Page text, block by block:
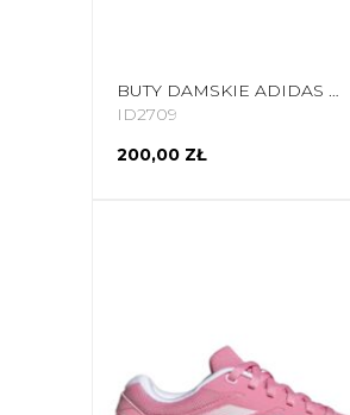
BUTY DAMSKIE ADIDAS DURAMO RC CZARNE ID2709
ID2709
200,00 ZŁ